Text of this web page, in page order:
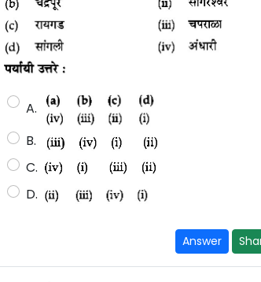
A.
B.
C.
D.
Answer